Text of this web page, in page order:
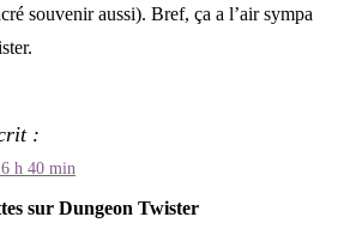
souvenir aussi). Bref, ça a l’air sympa
:
h 40 min
sur Dungeon Twister